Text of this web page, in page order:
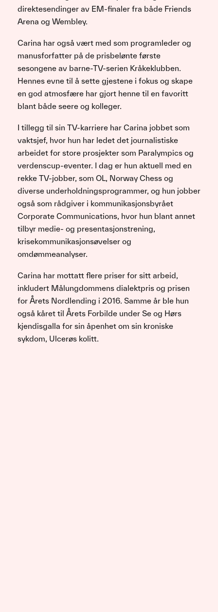
direktesendinger av EM-finaler fra både Friends
Arena og Wembley.
Carina har også vært med som programleder og
manusforfatter på de prisbelønte første
sesongene av barne-TV-serien Kråkeklubben.
Hennes evne til å sette gjestene i fokus og skape
en god atmosfære har gjort henne til en favoritt
blant både seere og kolleger.
I tillegg til sin TV-karriere har Carina jobbet som
vaktsjef, hvor hun har ledet det journalistiske
arbeidet for store prosjekter som Paralympics og
verdenscup-eventer. I dag er hun aktuell med en
rekke TV-jobber, som OL, Norway Chess og
diverse underholdningsprogrammer, og hun jobber
også som rådgiver i kommunikasjonsbyrået
Corporate Communications, hvor hun blant annet
tilbyr medie- og presentasjonstrening,
krisekommunikasjonsøvelser og
omdømmeanalyser.
Carina har mottatt flere priser for sitt arbeid,
inkludert Målungdommens dialektpris og prisen
for Årets Nordlending i 2016. Samme år ble hun
også kåret til Årets Forbilde under Se og Hørs
kjendisgalla for sin åpenhet om sin kroniske
sykdom, Ulcerøs kolitt.